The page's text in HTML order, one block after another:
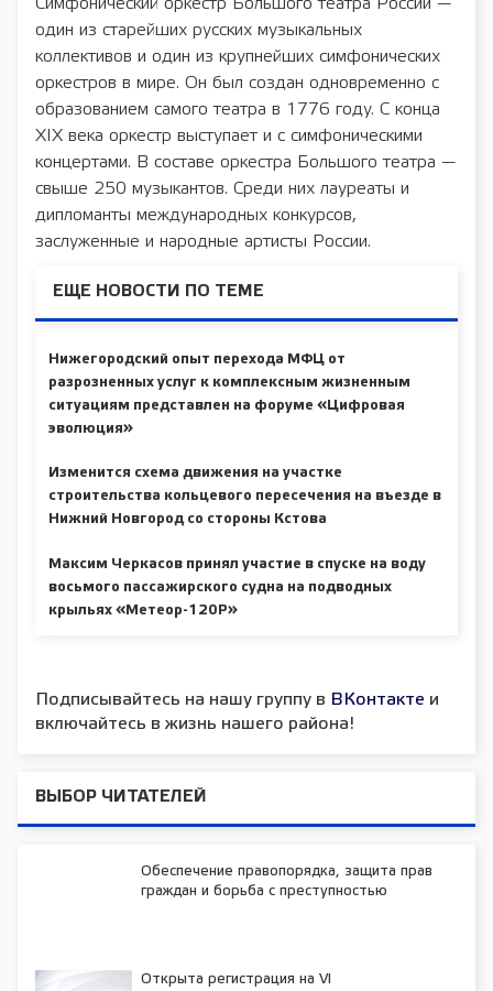
Симфонический оркестр Большого театра России —
один из старейших русских музыкальных
коллективов и один из крупнейших симфонических
оркестров в мире. Он был создан одновременно с
образованием самого театра в 1776 году. С конца
XIX века оркестр выступает и с симфоническими
концертами. В составе оркестра Большого театра —
свыше 250 музыкантов. Среди них лауреаты и
дипломанты международных конкурсов,
заслуженные и народные артисты России.
ЕЩЕ НОВОСТИ ПО ТЕМЕ
Нижегородский опыт перехода МФЦ от
разрозненных услуг к комплексным жизненным
ситуациям представлен на форуме «Цифровая
эволюция»
Изменится схема движения на участке
строительства кольцевого пересечения на въезде в
Нижний Новгород со стороны Кстова
Максим Черкасов принял участие в спуске на воду
восьмого пассажирского судна на подводных
крыльях «Метеор-120Р»
Подписывайтесь на нашу группу в ВКонтакте и
включайтесь в жизнь нашего района!
ВЫБОР ЧИТАТЕЛЕЙ
Обеспечение правопорядка, защита прав
граждан и борьба с преступностью
Открыта регистрация на VI